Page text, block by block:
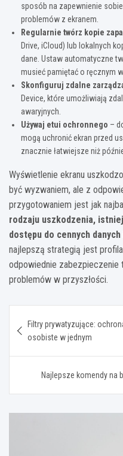
sposób na zapewnienie
problemów z ekranem.
Regularnie twórz kopie
Drive, iCloud) lub lokalnych
dane. Ustaw automatyczne
musieć pamiętać o ręcznym
Skonfiguruj zdalne
Device, które umożliwiają
awaryjnych.
Używaj etui ochronnego –
mogą uchronić ekran przed
znacznie łatwiejsze niż
Wyświetlenie ekranu
być wyzwaniem, ale z
przygotowaniem jest jak
rodzaju uszkodzenia,
dostępu do cennych
najlepszą strategią jest
odpowiednie
problemów w przyszłości.
wpisu
Filtry prywatyzujące:
osobiste w jednym
Najlepsze komendy na